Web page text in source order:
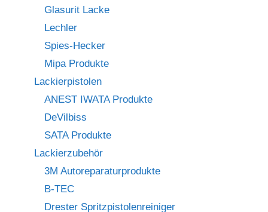
Glasurit Lacke
Lechler
Spies-Hecker
Mipa Produkte
Lackierpistolen
ANEST IWATA Produkte
DeVilbiss
SATA Produkte
Lackierzubehör
3M Autoreparaturprodukte
B-TEC
Drester Spritzpistolenreiniger